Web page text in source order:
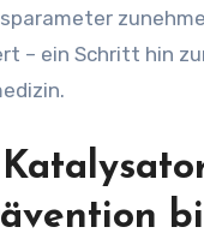
– ein Schritt hin